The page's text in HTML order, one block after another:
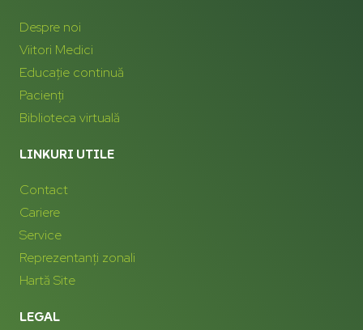
Despre noi
Viitori Medici
Educație continuă
Pacienți
Biblioteca virtuală
LINKURI UTILE
Contact
Cariere
Service
Reprezentanți zonali
Hartă Site
LEGAL